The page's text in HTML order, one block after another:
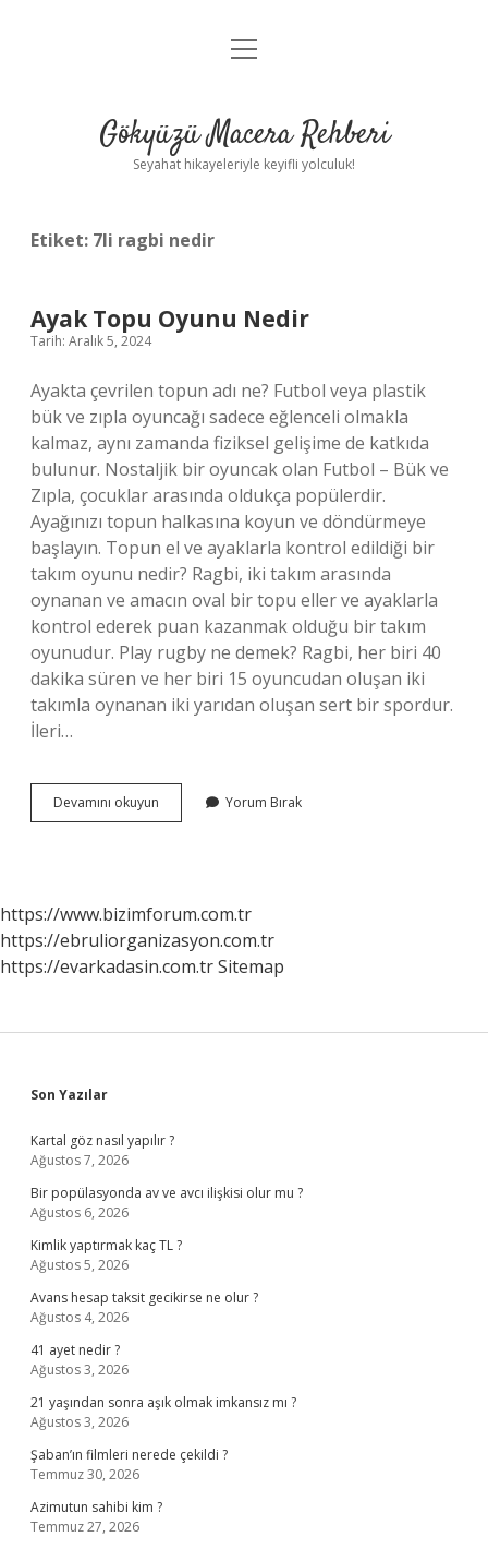
Anasayfa
Yasal Uyarı
menüyü
Gökyüzü Macera Rehberi
Seyahat hikayeleriyle keyifli yolculuk!
Etiket: 7li ragbi nedir
Ayak Topu Oyunu Nedir
Tarih: Aralık 5, 2024
Ayakta çevrilen topun adı ne? Futbol veya plastik
bük ve zıpla oyuncağı sadece eğlenceli olmakla
kalmaz, aynı zamanda fiziksel gelişime de katkıda
bulunur. Nostaljik bir oyuncak olan Futbol – Bük ve
Zıpla, çocuklar arasında oldukça popülerdir.
Ayağınızı topun halkasına koyun ve döndürmeye
başlayın. Topun el ve ayaklarla kontrol edildiği bir
takım oyunu nedir? Ragbi, iki takım arasında
oynanan ve amacın oval bir topu eller ve ayaklarla
kontrol ederek puan kazanmak olduğu bir takım
oyunudur. Play rugby ne demek? Ragbi, her biri 40
dakika süren ve her biri 15 oyuncudan oluşan iki
takımla oynanan iki yarıdan oluşan sert bir spordur.
İleri…
Devamını okuyun
Topu
Yorum Bırak
https://www.bizimforum.com.tr
https://ebruliorganizasyon.com.tr
https://evarkadasin.com.trSitemap
Sidebar
Son Yazılar
Kartal göz nasıl yapılır ?
Ağustos 7, 2026
Bir popülasyonda av ve avcı ilişkisi olur mu ?
Ağustos 6, 2026
Kimlik yaptırmak kaç TL ?
Ağustos 5, 2026
Avans hesap taksit gecikirse ne olur ?
Ağustos 4, 2026
41 ayet nedir ?
Ağustos 3, 2026
21 yaşından sonra aşık olmak imkansız mı ?
Ağustos 3, 2026
Şaban’ın filmleri nerede çekildi ?
Temmuz 30, 2026
Azimutun sahibi kim ?
Temmuz 27, 2026